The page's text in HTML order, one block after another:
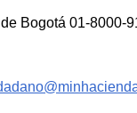
Bogotá 01-8000-